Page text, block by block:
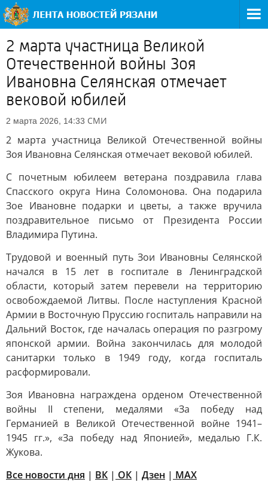
2 марта участница Великой
Отечественной войны Зоя
Ивановна Селянская отмечает
вековой юбилей
2 марта 2026, 14:33 СМИ
2 марта участница Великой Отечественной войны
Зоя Ивановна Селянская отмечает вековой юбилей.
С почетным юбилеем ветерана поздравила глава
Спасского округа Нина Соломонова. Она подарила
Зое Ивановне подарки и цветы, а также вручила
поздравительное письмо от Президента России
Владимира Путина.
Трудовой и военный путь Зои Ивановны Селянской
начался в 15 лет в госпитале в Ленинградской
области, который затем перевели на территорию
освобождаемой Литвы. После наступления Красной
Армии в Восточную Пруссию госпиталь направили на
Дальний Восток, где началась операция по разгрому
японской армии. Война закончилась для молодой
санитарки только в 1949 году, когда госпиталь
расформировали.
Зоя Ивановна награждена орденом Отечественной
войны II степени, медалями «За победу над
Германией в Великой Отечественной войне 1941–
1945 гг.», «За победу над Японией», медалью Г.К.
Жукова.
Все новости дня | ВК | ОК | Дзен | MAX